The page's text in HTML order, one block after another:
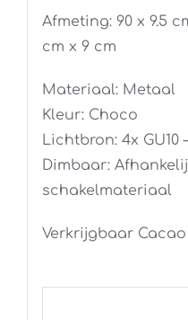
Afmeting: 90 x 9.5
cm x 9 cm
Materiaal: Metaal
Kleur: Choco
Lichtbron: 4x GU10
Dimbaar:
schakelmateriaal
Verkrijgbaar